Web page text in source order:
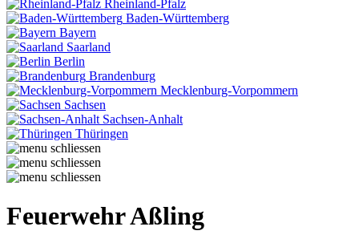
Rheinland-Pfalz
Baden-Württemberg
Bayern
Saarland
Berlin
Brandenburg
Mecklenburg-Vorpommern
Sachsen
Sachsen-Anhalt
Thüringen
Feuerwehr Aßling